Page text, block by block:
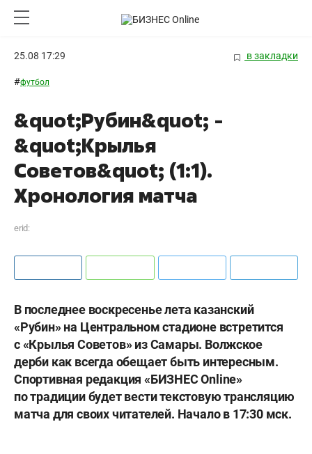
25.08 17:29 в закладки
#футбол
&quot;Рубин&quot; -
&quot;Крылья
Советов&quot; (1:1).
Хронология матча
erid:
В последнее воскресенье лета казанский
«Рубин» на Центральном стадионе встретится
с «Крылья Советов» из Самары. Волжское
дерби как всегда обещает быть интересным.
Спортивная редакция «БИЗНЕС Online»
по традиции будет вести текстовую трансляцию
матча для своих читателей. Начало в 17:30 мск.